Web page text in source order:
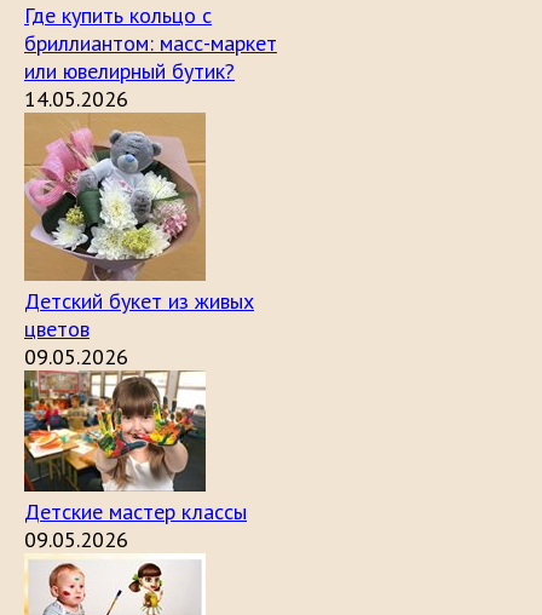
Где купить кольцо с
бриллиантом: масс-маркет
или ювелирный бутик?
14.05.2026
Детский букет из живых
цветов
09.05.2026
Детские мастер классы
09.05.2026